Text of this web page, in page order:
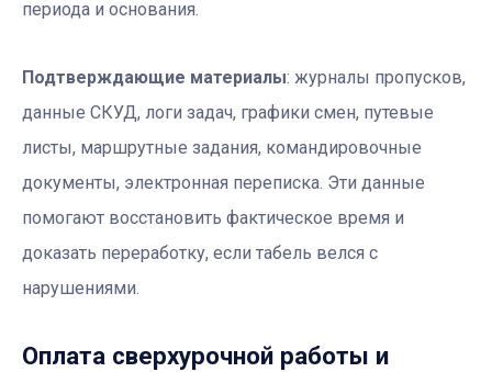
периода и основания.
Подтверждающие материалы: журналы пропусков,
данные СКУД, логи задач, графики смен, путевые
листы, маршрутные задания, командировочные
документы, электронная переписка. Эти данные
помогают восстановить фактическое время и
доказать переработку, если табель велся с
нарушениями.
Оплата сверхурочной работы и